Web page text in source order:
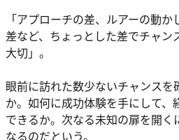
「アプローチの差、ルアーの動
差など、ちょっとした差でチャ
大切」。
眼前に訪れた数少ないチャンス
か。如何に成功体験を手にして
できるか。次なる未知の扉を開く
なるのだという。